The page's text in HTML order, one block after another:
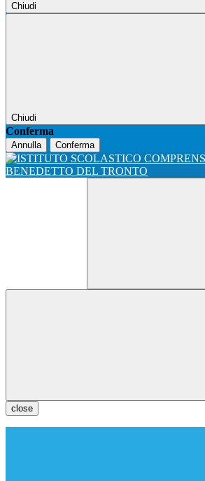
Chiudi
Chiudi
Conferma
Annulla Conferma
close